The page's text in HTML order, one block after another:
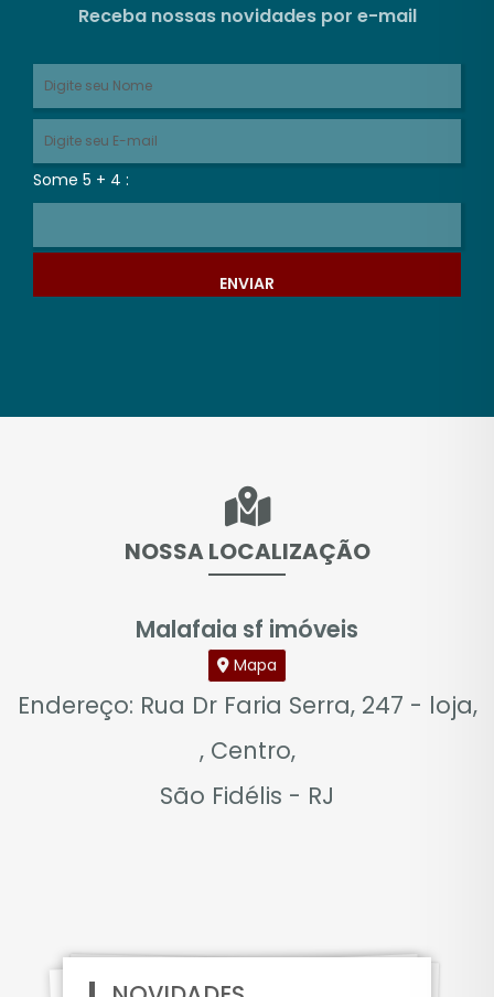
Receba nossas novidades por e-mail
Some 5 + 4 :
ENVIAR
NOSSA LOCALIZAÇÃO
Malafaia sf imóveis
Mapa
Endereço: Rua Dr Faria Serra, 247 - loja,
, Centro,
São Fidélis - RJ